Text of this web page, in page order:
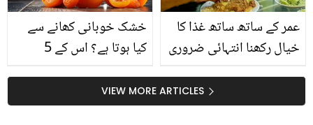
خشک خوبانی کھانے سے
کیا ہوتا ہے؟ اس کے 5
فائدہ اٹھا سکتے ہیں
عمر کے ساتھ ساتھ غذا کا
خیال رکھنا انتہائی ضروری
صحت مند کھانے کی
تجاویز
VIEW MORE ARTICLES